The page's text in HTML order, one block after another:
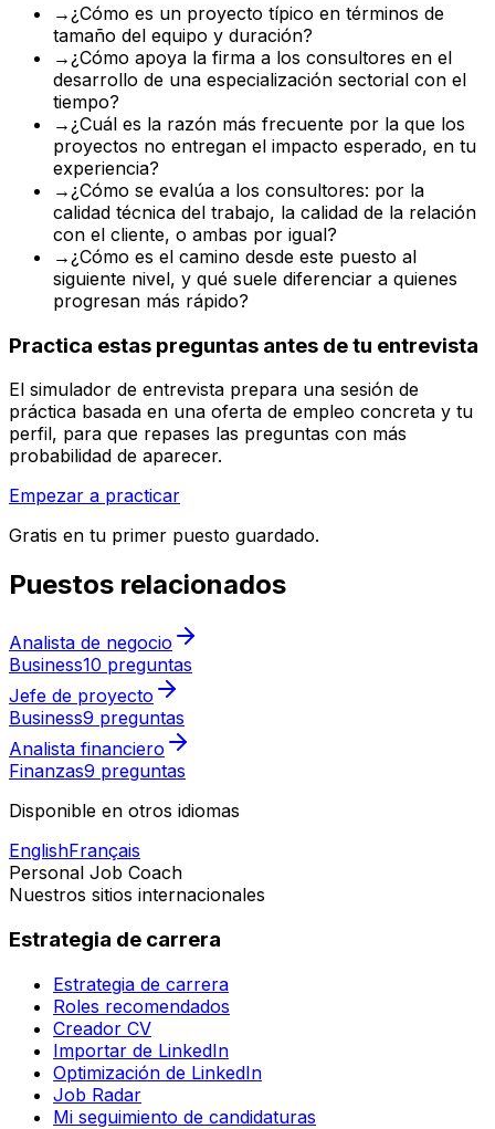
→ ¿Cómo es un proyecto típico en términos de
tamaño del equipo y duración?
→ ¿Cómo apoya la firma a los consultores en el
desarrollo de una especialización sectorial con el
tiempo?
→ ¿Cuál es la razón más frecuente por la que los
proyectos no entregan el impacto esperado, en tu
experiencia?
→ ¿Cómo se evalúa a los consultores: por la
calidad técnica del trabajo, la calidad de la relación
con el cliente, o ambas por igual?
→ ¿Cómo es el camino desde este puesto al
siguiente nivel, y qué suele diferenciar a quienes
progresan más rápido?
Practica estas preguntas antes de tu entrevista
El simulador de entrevista prepara una sesión de
práctica basada en una oferta de empleo concreta y tu
perfil, para que repases las preguntas con más
probabilidad de aparecer.
Empezar a practicar
Gratis en tu primer puesto guardado.
Puestos relacionados
Analista de negocio
Business10 preguntas
Jefe de proyecto
Business9 preguntas
Analista financiero
Finanzas9 preguntas
Disponible en otros idiomas
EnglishFrançais
Personal Job Coach
Nuestros sitios internacionales
Estrategia de carrera
Estrategia de carrera
Roles recomendados
Creador CV
Importar de LinkedIn
Optimización de LinkedIn
Job Radar
Mi seguimiento de candidaturas